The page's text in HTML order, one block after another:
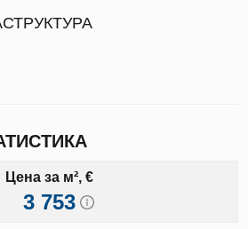
Цена за м², €
3 753